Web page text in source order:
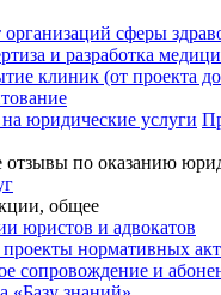
организаций сферы
и разработка
клиник (от проекта
юридические услуги
отзывы по оказанию
общее
юристов и адвокатов
нормативных
сопровождение и